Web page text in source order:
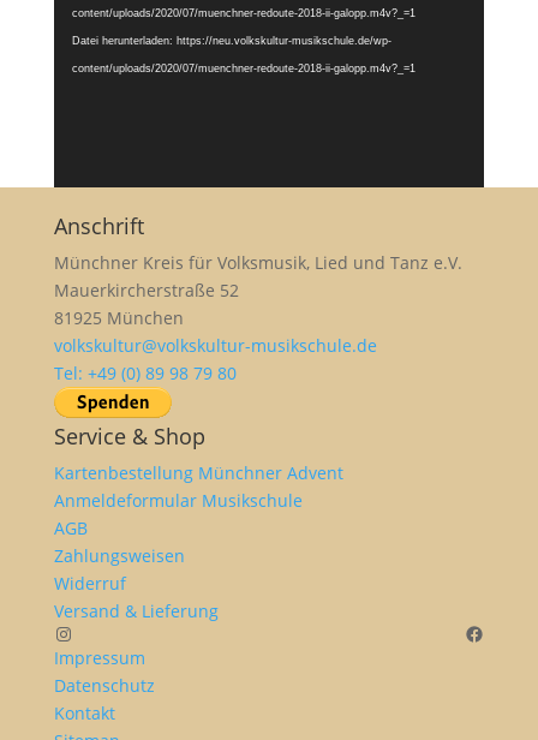
content/uploads/2020/07/muenchner-redoute-2018-ii-galopp.m4v?_=1
Datei herunterladen: https://neu.volkskultur-musikschule.de/wp-
content/uploads/2020/07/muenchner-redoute-2018-ii-galopp.m4v?_=1
Anschrift
Münchner Kreis für Volksmusik, Lied und Tanz e.V.
Mauerkircherstraße 52
81925 München
volkskultur@volkskultur-musikschule.de
Tel: +49 (0) 89 98 79 80
Service & Shop
Kartenbestellung Münchner Advent
Anmeldeformular Musikschule
AGB
Zahlungsweisen
Widerruf
Versand & Lieferung
Instagram
Impressum
Datenschutz
Kontakt